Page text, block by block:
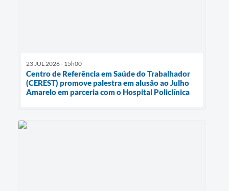
23 JUL 2026 - 15h00
Centro de Referência em Saúde do Trabalhador
(CEREST) promove palestra em alusão ao Julho
Amarelo em parceria com o Hospital Policlínica